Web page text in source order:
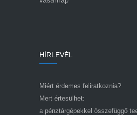
HÍRLEVÉL
Miért érdemes feliratkoznia?
Mert értesülhet:
a pénztárgépekkel összefüggő